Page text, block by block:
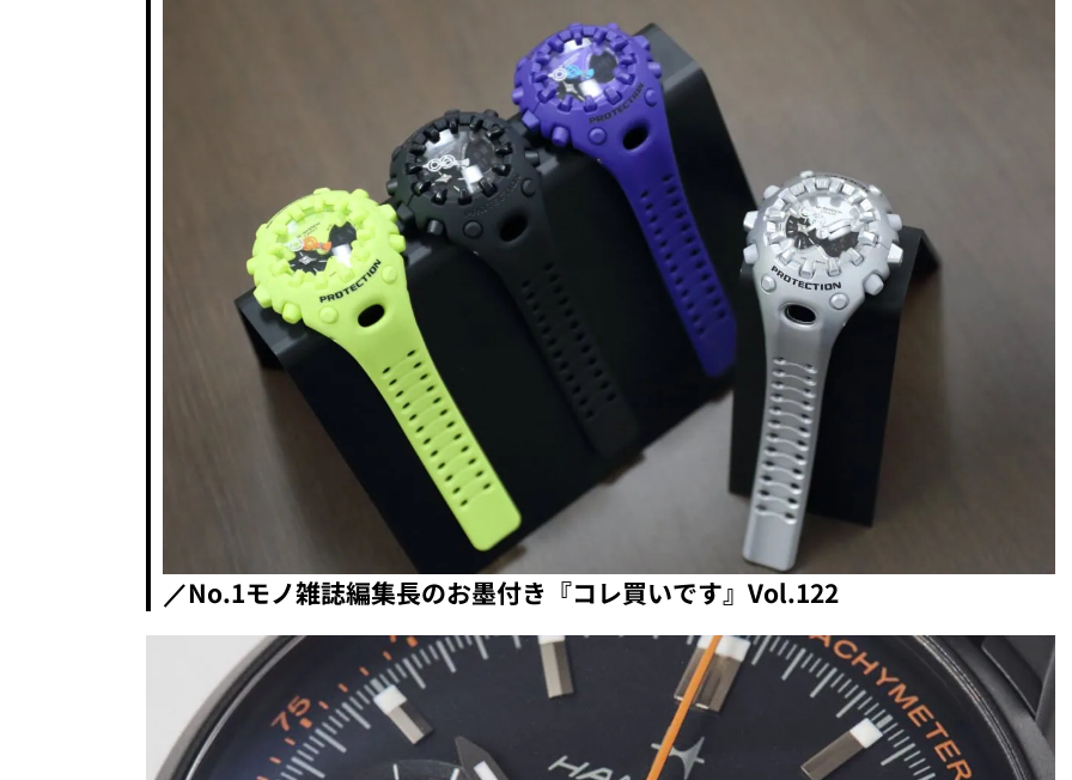
／No.1モノ雑誌編集長のお墨付き『コレ買いです』Vol.122